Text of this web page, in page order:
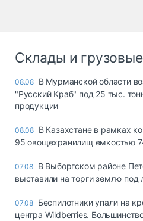
Склады и
08.08 В Мурманской области
"Русский Краб" под 25 тыс.
продукции
08.08 В Казахстане в рамках
95 овощехранилищ емкостью
07.08 В Выборгском районе
выставили на торги землю под
07.08 Беспилотники упали на
центра Wildberries.